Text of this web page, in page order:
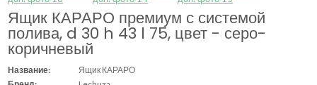
Ящик КАРАРО премиум с системой
полива, d 30 h 43 l 75, цвет - серо-
коричневый
Название:
Ящик КАРАРО